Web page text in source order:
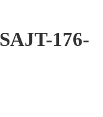
176-